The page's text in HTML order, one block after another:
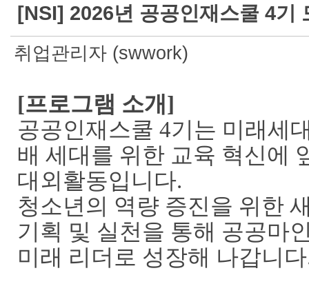
[NSI] 2026년 공공인재스쿨 4기
취업관리자 (swwork)
[프로그램 소개 ]
공공인재스쿨 4기는 미래세
배 세대를 위한 교육 혁신에
대외활동입니다.
청소년의 역량 증진을 위한
기획 및 실천을 통해 공공마
미래 리더로 성장해 나갑니다